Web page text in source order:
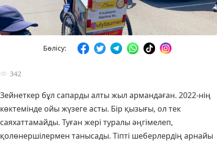
Бөлісу:
342
Зейнеткер бұл сапарды алты жыл армандаған. 2022-нің
көктемінде ойы жүзеге асты. Бір қызығы, ол тек
саяхаттамайды. Туған жері туралы әңгімелеп,
қолөнершілермен танысады. Тіпті шеберлердің арнайы